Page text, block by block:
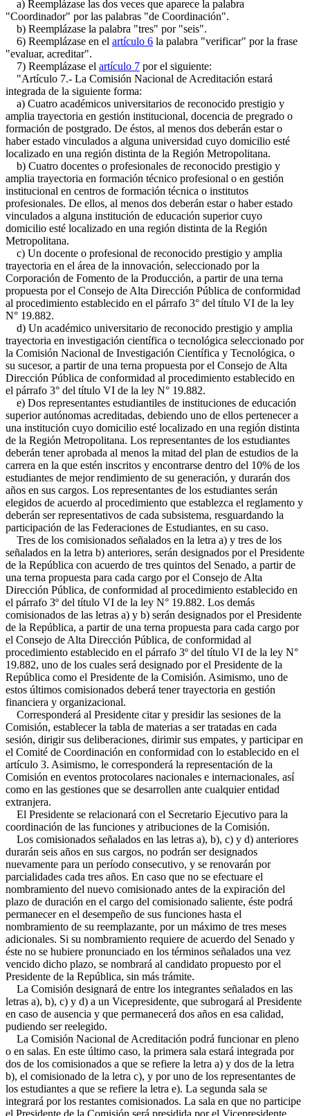
a) Reemplázase las dos veces que aparece la palabra
"Coordinador" por las palabras "de Coordinación".
b) Reemplázase la palabra "tres" por "seis".
6) Reemplázase en el artículo 6 la palabra "verificar" por la frase
"evaluar, acreditar".
7) Reemplázase el artículo 7 por el siguiente:
"Artículo 7.- La Comisión Nacional de Acreditación estará
integrada de la siguiente forma:
a) Cuatro académicos universitarios de reconocido prestigio y
amplia trayectoria en gestión institucional, docencia de pregrado o
formación de postgrado. De éstos, al menos dos deberán estar o
haber estado vinculados a alguna universidad cuyo domicilio esté
localizado en una región distinta de la Región Metropolitana.
b) Cuatro docentes o profesionales de reconocido prestigio y
amplia trayectoria en formación técnico profesional o en gestión
institucional en centros de formación técnica o institutos
profesionales. De ellos, al menos dos deberán estar o haber estado
vinculados a alguna institución de educación superior cuyo
domicilio esté localizado en una región distinta de la Región
Metropolitana.
c) Un docente o profesional de reconocido prestigio y amplia
trayectoria en el área de la innovación, seleccionado por la
Corporación de Fomento de la Producción, a partir de una terna
propuesta por el Consejo de Alta Dirección Pública de conformidad
al procedimiento establecido en el párrafo 3° del título VI de la ley
N° 19.882.
d) Un académico universitario de reconocido prestigio y amplia
trayectoria en investigación científica o tecnológica seleccionado por
la Comisión Nacional de Investigación Científica y Tecnológica, o
su sucesor, a partir de una terna propuesta por el Consejo de Alta
Dirección Pública de conformidad al procedimiento establecido en
el párrafo 3° del título VI de la ley N° 19.882.
e) Dos representantes estudiantiles de instituciones de educación
superior autónomas acreditadas, debiendo uno de ellos pertenecer a
una institución cuyo domicilio esté localizado en una región distinta
de la Región Metropolitana. Los representantes de los estudiantes
deberán tener aprobada al menos la mitad del plan de estudios de la
carrera en la que estén inscritos y encontrarse dentro del 10% de los
estudiantes de mejor rendimiento de su generación, y durarán dos
años en sus cargos. Los representantes de los estudiantes serán
elegidos de acuerdo al procedimiento que establezca el reglamento y
deberán ser representativos de cada subsistema, resguardando la
participación de las Federaciones de Estudiantes, en su caso.
Tres de los comisionados señalados en la letra a) y tres de los
señalados en la letra b) anteriores, serán designados por el Presidente
de la República con acuerdo de tres quintos del Senado, a partir de
una terna propuesta para cada cargo por el Consejo de Alta
Dirección Pública, de conformidad al procedimiento establecido en
el párrafo 3º del título VI de la ley N° 19.882. Los demás
comisionados de las letras a) y b) serán designados por el Presidente
de la República, a partir de una terna propuesta para cada cargo por
el Consejo de Alta Dirección Pública, de conformidad al
procedimiento establecido en el párrafo 3º del título VI de la ley N°
19.882, uno de los cuales será designado por el Presidente de la
República como el Presidente de la Comisión. Asimismo, uno de
estos últimos comisionados deberá tener trayectoria en gestión
financiera y organizacional.
Corresponderá al Presidente citar y presidir las sesiones de la
Comisión, establecer la tabla de materias a ser tratadas en cada
sesión, dirigir sus deliberaciones, dirimir sus empates, y participar en
el Comité de Coordinación en conformidad con lo establecido en el
artículo 3. Asimismo, le corresponderá la representación de la
Comisión en eventos protocolares nacionales e internacionales, así
como en las gestiones que se desarrollen ante cualquier entidad
extranjera.
El Presidente se relacionará con el Secretario Ejecutivo para la
coordinación de las funciones y atribuciones de la Comisión.
Los comisionados señalados en las letras a), b), c) y d) anteriores
durarán seis años en sus cargos, no podrán ser designados
nuevamente para un período consecutivo, y se renovarán por
parcialidades cada tres años. En caso que no se efectuare el
nombramiento del nuevo comisionado antes de la expiración del
plazo de duración en el cargo del comisionado saliente, éste podrá
permanecer en el desempeño de sus funciones hasta el
nombramiento de su reemplazante, por un máximo de tres meses
adicionales. Si su nombramiento requiere de acuerdo del Senado y
éste no se hubiere pronunciado en los términos señalados una vez
vencido dicho plazo, se nombrará al candidato propuesto por el
Presidente de la República, sin más trámite.
La Comisión designará de entre los integrantes señalados en las
letras a), b), c) y d) a un Vicepresidente, que subrogará al Presidente
en caso de ausencia y que permanecerá dos años en esa calidad,
pudiendo ser reelegido.
La Comisión Nacional de Acreditación podrá funcionar en pleno
o en salas. En este último caso, la primera sala estará integrada por
dos de los comisionados a que se refiere la letra a) y dos de la letra
b), el comisionado de la letra c), y por uno de los representantes de
los estudiantes a que se refiere la letra e). La segunda sala se
integrará por los restantes comisionados. La sala en que no participe
el Presidente de la Comisión será presidida por el Vicepresidente.